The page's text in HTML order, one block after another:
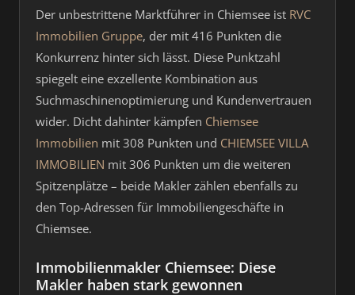
Der unbestrittene Marktführer in Chiemsee ist RVC
Immobilien Gruppe, der mit 416 Punkten die
Konkurrenz hinter sich lässt. Diese Punktzahl
spiegelt eine exzellente Kombination aus
Suchmaschinenoptimierung und Kundenvertrauen
wider. Dicht dahinter kämpfen Chiemsee
Immobilien mit 308 Punkten und CHIEMSEE VILLA
IMMOBILIEN mit 306 Punkten um die weiteren
Spitzenplätze – beide Makler zählen ebenfalls zu
den Top-Adressen für Immobiliengeschäfte in
Chiemsee.
Immobilienmakler Chiemsee: Diese
Makler haben stark gewonnen